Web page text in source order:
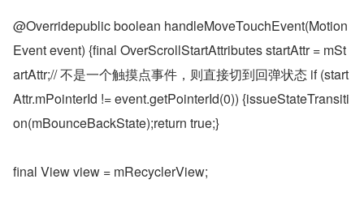
@Overridepublic boolean handleMoveTouchEvent(Motion
Event event) {final OverScrollStartAttributes startAttr = mSt
artAttr;// 不是一个触摸点事件，则直接切到回弹状态 if (start
Attr.mPointerId != event.getPointerId(0)) {issueStateTransiti
on(mBounceBackState);return true;}
final View view = mRecyclerView;